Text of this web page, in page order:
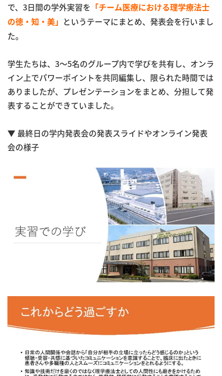
で、3日間の学外実習を
「チーム医療における理学療法士
の徳・知・美」
というテーマにまとめ、発表会を行いまし
た。
学生たちは、3～5名のグループ内で学びを共有し、オンラ
イン上でパワーポイントを共同編集し、限られた時間では
ありましたが、プレゼンテーションをまとめ、分担して発
表することができていました。
▼ 最終日の学内発表会の発表スライドやオンライン発表
会の様子